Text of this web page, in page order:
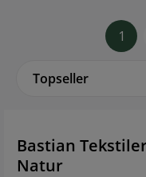
1
Bastian
Natur